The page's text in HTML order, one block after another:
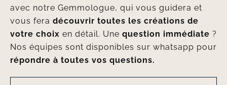
avec notre Gemmologue, qui vous guidera et
vous fera découvrir toutes les créations de
votre choix en détail. Une question immédiate ?
Nos équipes sont disponibles sur whatsapp pour
répondre à toutes vos questions.